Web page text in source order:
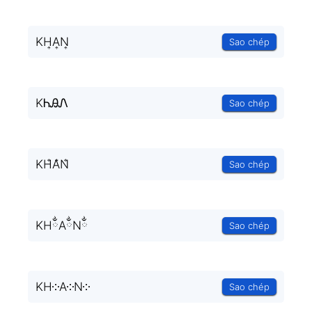
KH͎A͎N͎ Sao chép
KᏂᎯᏁ Sao chép
KH̐A̐N̐ Sao chép
KHྂAྂNྂ Sao chép
KH༶A༶N༶ Sao chép